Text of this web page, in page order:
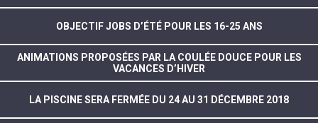
OBJECTIF JOBS D’ÉTÉ POUR LES 16-25 ANS
ANIMATIONS PROPOSÉES PAR LA COULÉE DOUCE POUR LES
VACANCES D’HIVER
LA PISCINE SERA FERMÉE DU 24 AU 31 DÉCEMBRE 2018